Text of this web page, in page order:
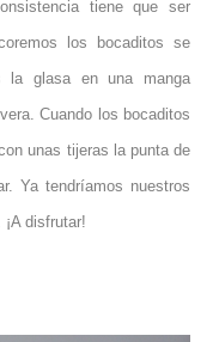
tiene que ser
los bocaditos se
la glasa en una manga
Cuando los bocaditos
unas tijeras la punta de
Ya tendríamos nuestros
disfrutar!